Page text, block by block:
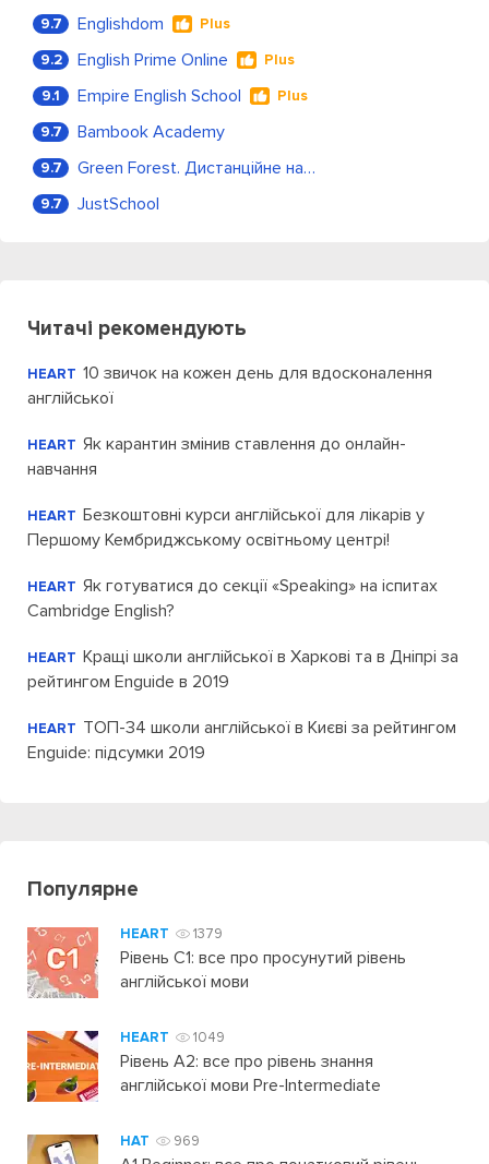
9.7 Englishdom Plus
9.2 English Prime Online Plus
9.1 Empire English School Plus
9.7 Bambook Academy
9.7 Green Forest. Дистанційне навчання
9.7 JustSchool
Читачі рекомендують
HEART 10 звичок на кожен день для вдосконалення
англійської
HEART Як карантин змінив ставлення до онлайн-
навчання
HEART Безкоштовні курси англійської для лікарів у
Першому Кембриджському освітньому центрі!
HEART Як готуватися до секції «Speaking» на іспитах
Cambridge English?
HEART Кращі школи англійської в Харкові та в Дніпрі за
рейтингом Enguide в 2019
HEART ТОП-34 школи англійської в Києві за рейтингом
Enguide: підсумки 2019
Популярне
HEART 1379
Рівень C1: все про просунутий рівень
англійської мови
HEART 1049
Рівень А2: все про рівень знання
англійської мови Pre-Intermediate
HAT 969